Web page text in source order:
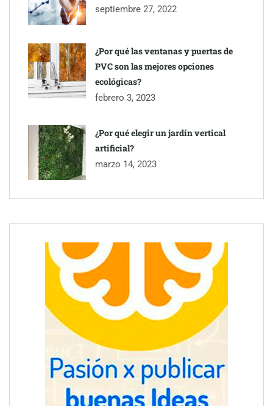
septiembre 27, 2022
¿Por qué las ventanas y puertas de
PVC son las mejores opciones
ecológicas?
febrero 3, 2023
¿Por qué elegir un jardín vertical
artificial?
marzo 14, 2023